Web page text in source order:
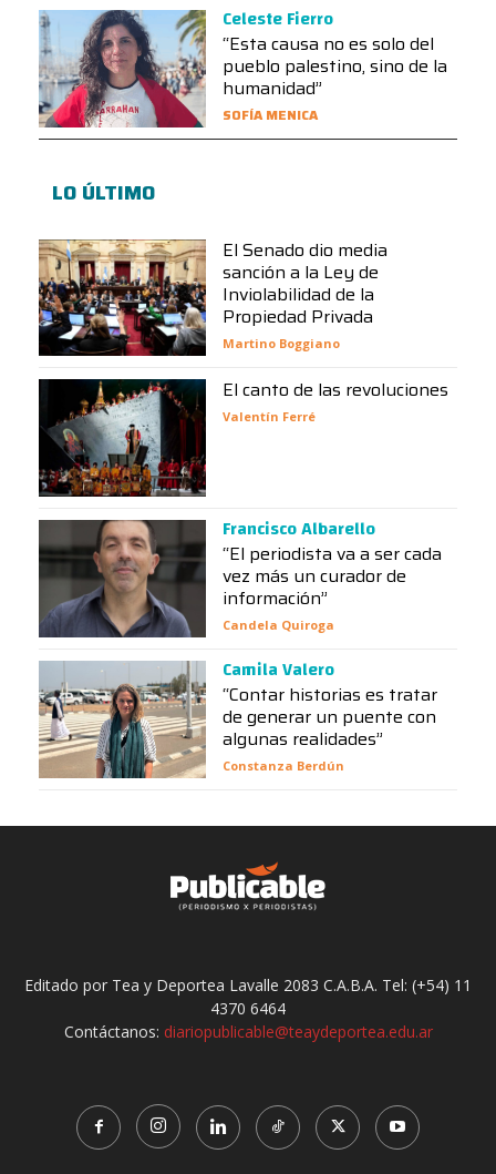
Celeste Fierro
“Esta causa no es solo del
pueblo palestino, sino de la
humanidad”
SOFÍA MENICA
LO ÚLTIMO
El Senado dio media
sanción a la Ley de
Inviolabilidad de la
Propiedad Privada
Martino Boggiano
El canto de las revoluciones
Valentín Ferré
Francisco Albarello
“El periodista va a ser cada
vez más un curador de
información”
Candela Quiroga
Camila Valero
“Contar historias es tratar
de generar un puente con
algunas realidades”
Constanza Berdún
Editado por Tea y Deportea Lavalle 2083 C.A.B.A. Tel: (+54) 11
4370 6464
Contáctanos: diariopublicable@teaydeportea.edu.ar